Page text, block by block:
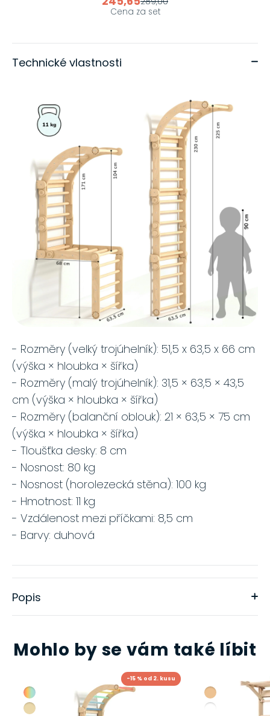
Cena za set
Technické vlastnosti
- Rozměry (velký trojúhelník): 51,5 x 63,5 x 66 cm
(výška × hloubka × šířka)
- Rozměry (malý trojúhelník): 31,5 × 63,5 × 43,5
cm (výška × hloubka × šířka)
- Rozměry (balanční oblouk): 21 × 63,5 × 75 cm
(výška × hloubka × šířka)
- Tloušťka desky: 8 cm
- Nosnost: 80 kg
- Nosnost (horolezecká stěna): 100 kg
- Hmotnost: 11 kg
- Vzdálenost mezi příčkami: 8,5 cm
- Barvy: duhová
Popis
Mohlo by se vám také líbit
-15 % od 2. kusu